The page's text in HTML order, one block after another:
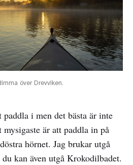
över Drevviken.
i men det bästa är inte
är att paddla in på
hörnet. Jag brukar utgå
kan även utgå Krokodilbadet.